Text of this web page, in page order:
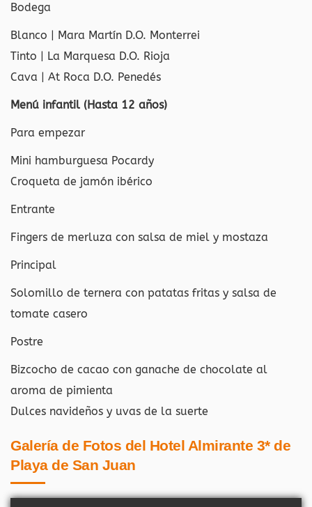
Bodega
Blanco | Mara Martín D.O. Monterrei
Tinto | La Marquesa D.O. Rioja
Cava | At Roca D.O. Penedés
Menú infantil (Hasta 12 años)
Para empezar
Mini hamburguesa Pocardy
Croqueta de jamón ibérico
Entrante
Fingers de merluza con salsa de miel y mostaza
Principal
Solomillo de ternera con patatas fritas y salsa de
tomate casero
Postre
Bizcocho de cacao con ganache de chocolate al
aroma de pimienta
Dulces navideños y uvas de la suerte
Galería de Fotos del Hotel Almirante 3* de
Playa de San Juan